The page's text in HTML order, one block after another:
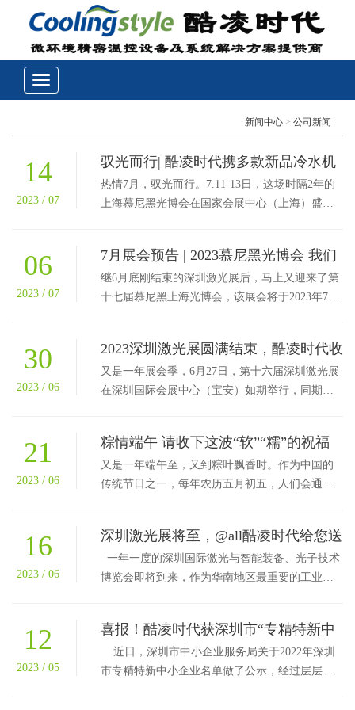
新闻中心 > 公司新闻
14
2023 / 07
驭光而行| 酷凌时代携多款新品冷水机
亮相慕尼黑上海光博会
热情7月，驭光而行。7.11-13日，这场时隔2年的
上海慕尼黑光博会在国家会展中心（上海）盛大
06
2023 / 07
7月展会预告 | 2023慕尼黑光博会 我们
上海见
继6月底刚结束的深圳激光展后，马上又迎来了第
十七届慕尼黑上海光博会，该展会将于2023年7月
30
2023 / 06
2023深圳激光展圆满结束，酷凌时代收
获满满
又是一年展会季，6月27日，第十六届深圳激光展
在深圳国际会展中心（宝安）如期举行，同期进
21
2023 / 06
粽情端午 请收下这波“软”“糯”的祝福
又是一年端午至，又到粽叶飘香时。作为中国的
传统节日之一，每年农历五月初五，人们会通过
16
2023 / 06
深圳激光展将至，@all酷凌时代给您送
邀请函啦！
一年一度的深圳国际激光与智能装备、光子技术
博览会即将到来，作为华南地区最重要的工业盛
12
2023 / 05
喜报！酷凌时代获深圳市“专精特新中
小企业”荣誉称号
近日，深圳市中小企业服务局关于2022年深圳
市专精特新中小企业名单做了公示，经过层层严